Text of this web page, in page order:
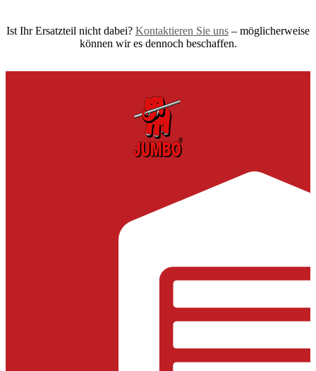
Ist Ihr Ersatzteil nicht dabei? Kontaktieren Sie uns – möglicherweise
können wir es dennoch beschaffen.